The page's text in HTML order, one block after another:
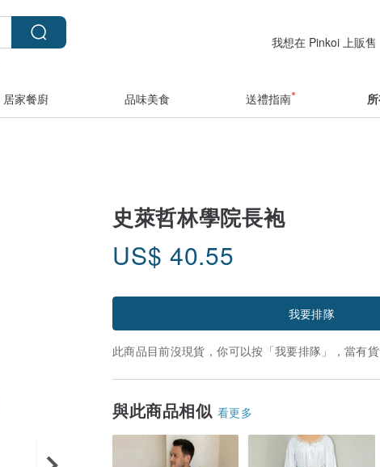
我想在 Pinkoi 上販售
居家餐廚 品味美食 送禮指南
史萊哲林學院長袍
US$ 40.55
我要排隊
此商品目前沒現貨，你可以按「我要排隊」，當有
與此商品相似 看更多